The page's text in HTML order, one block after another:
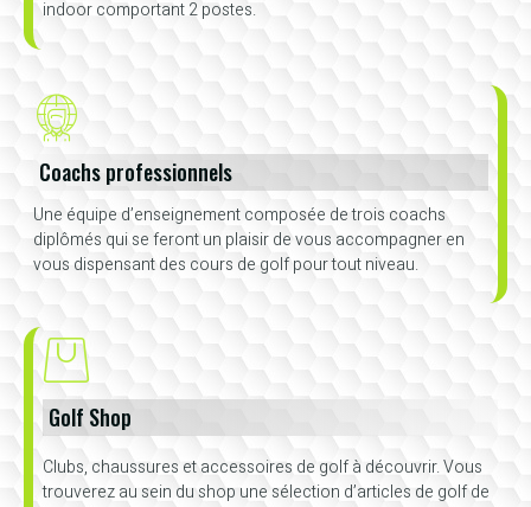
indoor comportant 2 postes.
Coachs professionnels
Une équipe d’enseignement composée de trois coachs
diplômés qui se feront un plaisir de vous accompagner en
vous dispensant des cours de golf pour tout niveau.
Golf Shop
Clubs, chaussures et accessoires de golf à découvrir. Vous
trouverez au sein du shop une sélection d’articles de golf de